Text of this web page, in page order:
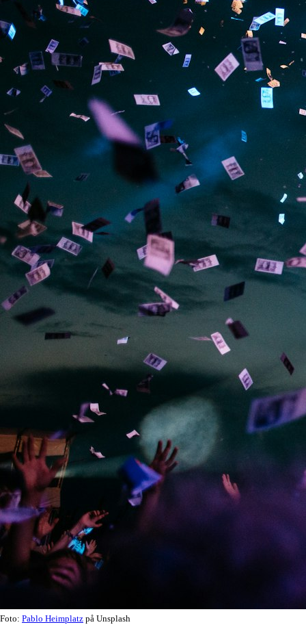
Foto: Pablo Heimplatz på Unsplash